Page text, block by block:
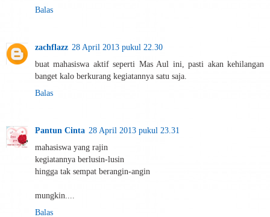
Balas
zachflazz 28 April 2013 pukul 22.30
buat mahasiswa aktif seperti Mas Aul ini, pasti akan kehilangan
banget kalo berkurang kegiatannya satu saja.
Balas
Pantun Cinta 28 April 2013 pukul 23.31
mahasiswa yang rajin
kegiatannya berlusin-lusin
hingga tak sempat berangin-angin
mungkin....
Balas